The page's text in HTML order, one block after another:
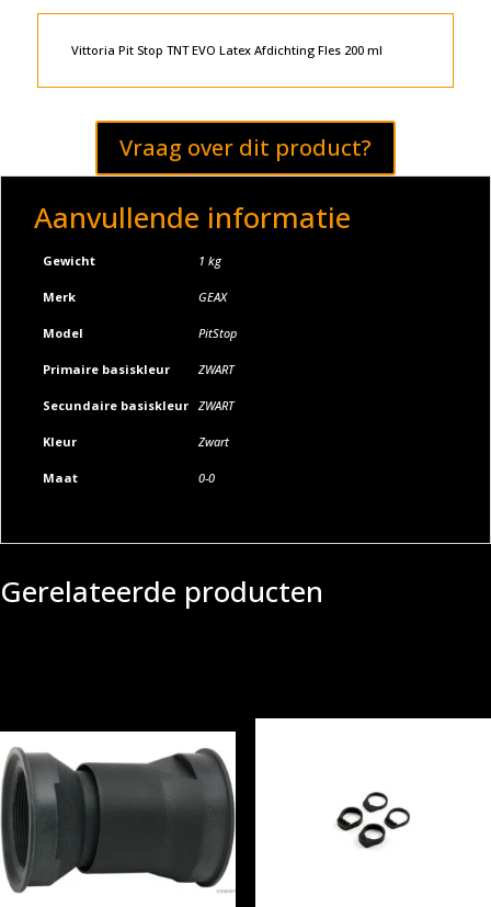
Vittoria Pit Stop TNT EVO Latex Afdichting Fles 200 ml
Vraag over dit product?
Aanvullende informatie
Gewicht 1 kg
Merk GEAX
Model PitStop
Primaire basiskleur ZWART
Secundaire basiskleur ZWART
Kleur Zwart
Maat 0-0
Gerelateerde producten